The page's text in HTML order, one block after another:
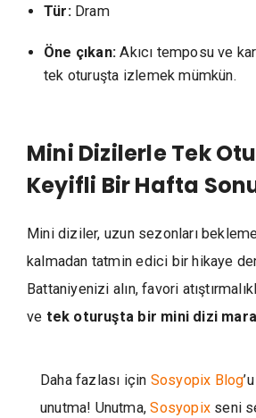
Tür:Dram
Öne çıkan: Akıcı temposu ve
tek oturuşta izlemek mümkün.
Mini Dizilerle Tek
Keyifli Bir Hafta
Mini diziler, uzun sezonları
kalmadan tatmin edici bir hikaye
Battaniyenizi alın, favori
ve tek oturuşta bir mini dizi
Daha fazlası için Sosyopix Blog
unutma! Unutma, Sosyopix seni